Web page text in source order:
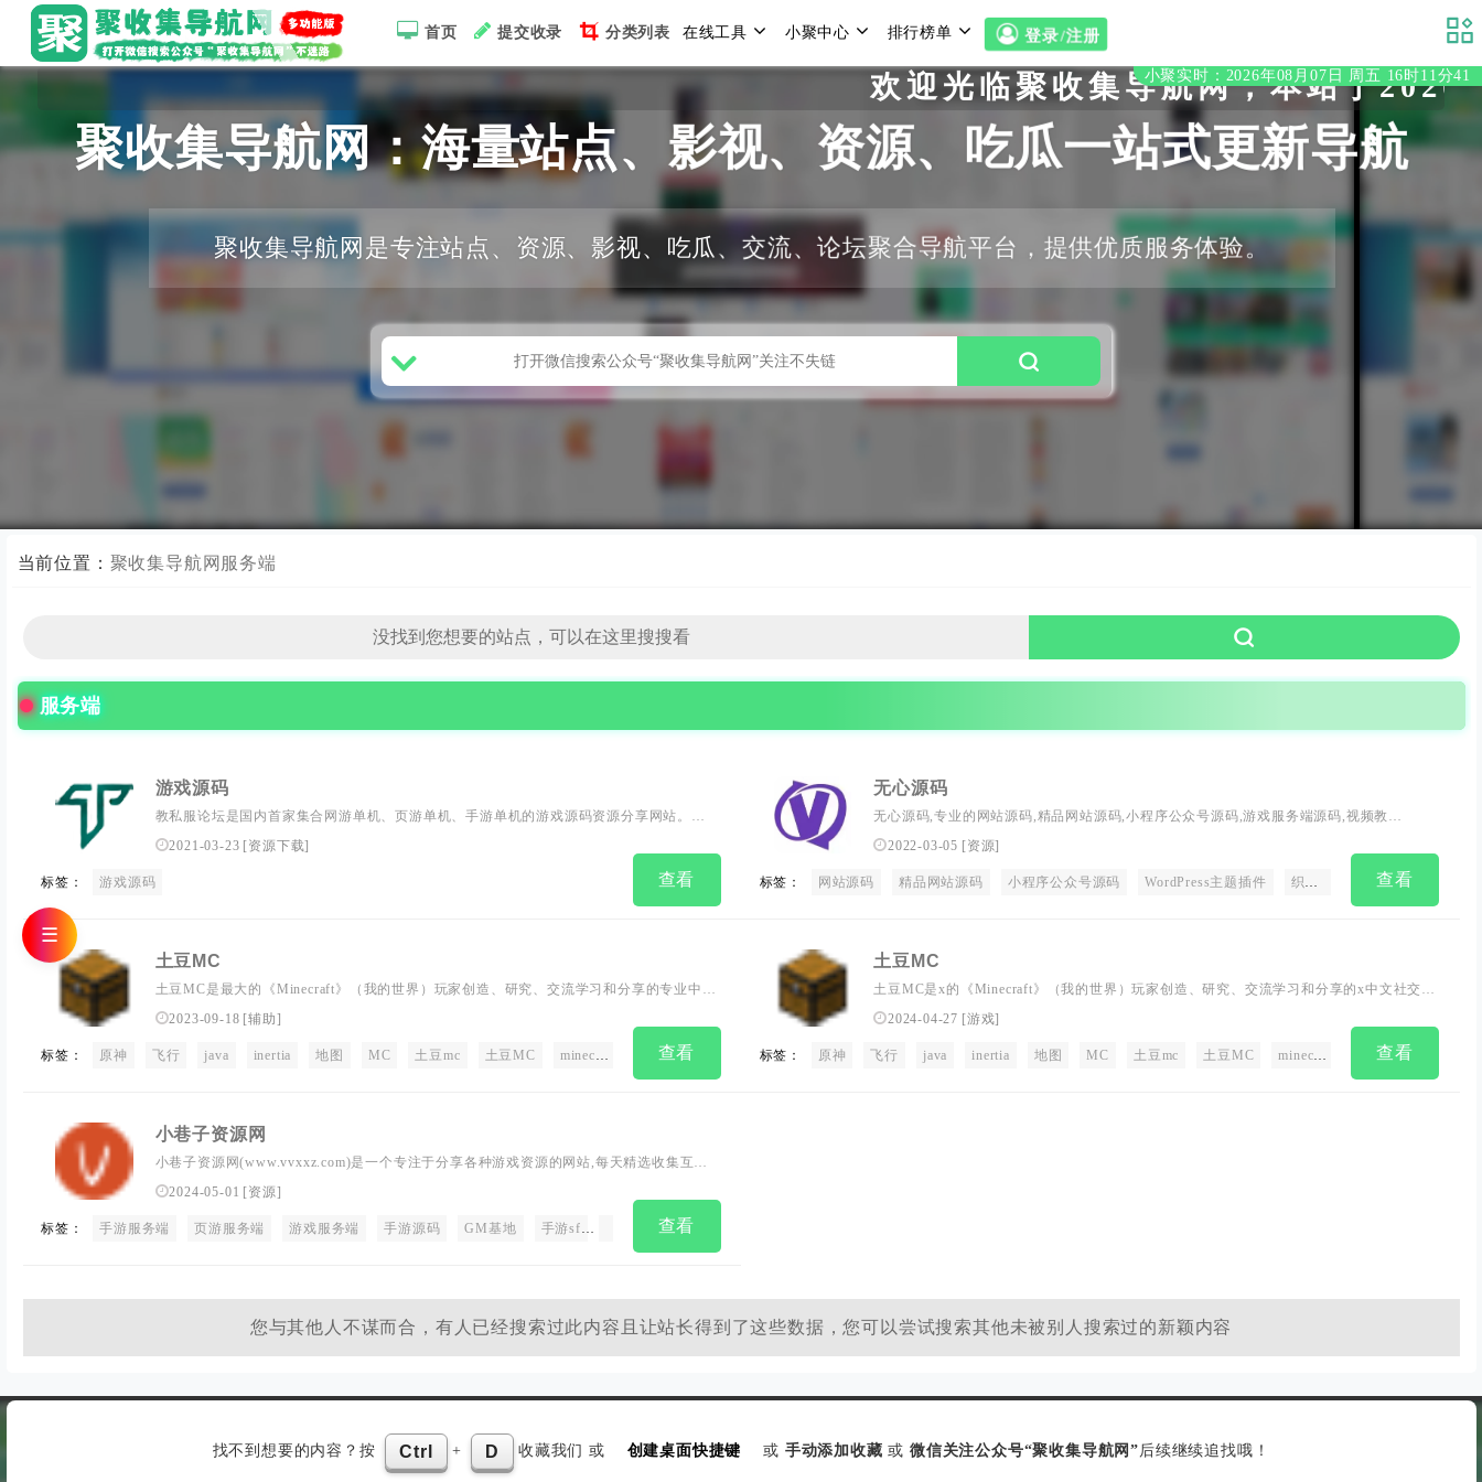
首页 提交收录 分类列表 在线工具 小聚中心 排行榜单 登录/注册
小聚实时：2026年08月07日 周五 16时11分42
欢迎光临聚收集导航网，本站于2020年初
聚收集导航网：海量站点、影视、资源、吃瓜一站式更新导航
聚收集导航网是专注站点、资源、影视、吃瓜、交流、论坛聚合导航平台，提供优质服务体验。
当前位置： 聚收集导航网 服务端
服务端
游戏源码
教私服论坛是国内首家集合网游单机、页游单机、手游单机的游戏源码资源分享网站。网
站集合各路游戏开发者参与学习、研究各种游戏源码及游戏服务端，从中学习好的游戏开
发思路，交流游戏运营经验。网站从创立初明确分享精神，让开发者更方便整合全网游戏
源码资源及游戏相素材、脚本，让更多的玩家了解游戏制作与架设的乐趣。...
2021-03-23 [资源下载]
标签： 游戏源码 查看
无心源码
无心源码,专业的网站源码,精品网站源码,小程序公众号源码,游戏服务端源码,视频教
程,WordPress主题插件,织梦主题插件,zblog主题插件,建站工具,自媒体工具等优志的建站资
2022-03-05 [资源]
标签： 网站源码 精品网站源码 小程序公众号源码 WordPress主题插件 织梦主题插件 zblog主题插
查看
土豆MC
土豆MC是最大的《Minecraft》（我的世界）玩家创造、研究、交流学习和分享的专业中文
社交平台！这里你可以找到最新最好玩的整合包、Mod，最炫酷的皮肤、材质包，以及各
种我的世界最新的资讯，与其他人一起交流你的游戏心得。想了解我的世界怎么玩？在这
里你可以找到各路高手分享的游戏心得与教程。
2023-09-18 [辅助]
标签： 原神 飞行 java inertia 地图 MC 土豆mc 土豆MC minecraft 我的世界 易语言 材质包 MOD 插件 指令 作弊端 服务端 服务器
查看
土豆MC
土豆MC是x的《Minecraft》（我的世界）玩家创造、研究、交流学习和分享的x中文社交平
台！这里你可以找到xx玩的整合包、Mod，x炫酷的皮肤、材质包，以及各种我的世界x的
资讯，与其他人一起交流你的游戏心得。想了解我的世界怎么玩？在这里你可以找到各路
高手分享的游戏心得与教程。
2024-04-27 [游戏]
标签： 原神 飞行 java inertia 地图 MC 土豆mc 土豆MC minecraft 我的世界
查看
小巷子资源网
小巷子资源网(www.vvxxz.com)是一个专注于分享各种游戏资源的网站,每天精选收集互联
网xx游戏软件、游戏源码、游戏架设、游戏版本、包含传奇、梦幻西游、奇迹、地下城
NDF等众多单机、联网游戏服务端，网罗众多游戏版本库，只要你想要的,我们统统帮你搞
定，x、绿色、放心，x尽在小巷子!打造全国x的游戏私服分享交流论坛网站
2024-05-01 [资源]
标签： 手游服务端 页游服务端 游戏服务端 手游源码 GM基地 手游sf 网页游戏服务端
查看
您与其他人不谋而合，有人已经搜索过此内容且让站长得到了这些数据，您可以尝试搜索其他未被别人搜索过的新颖内容
☰
找不到想要的内容？按 Ctrl + D 收藏我们 或 创建桌面快捷键 或 手动添加收藏 或 微信关注公众号“聚收集导航网” 后续继续追找哦！